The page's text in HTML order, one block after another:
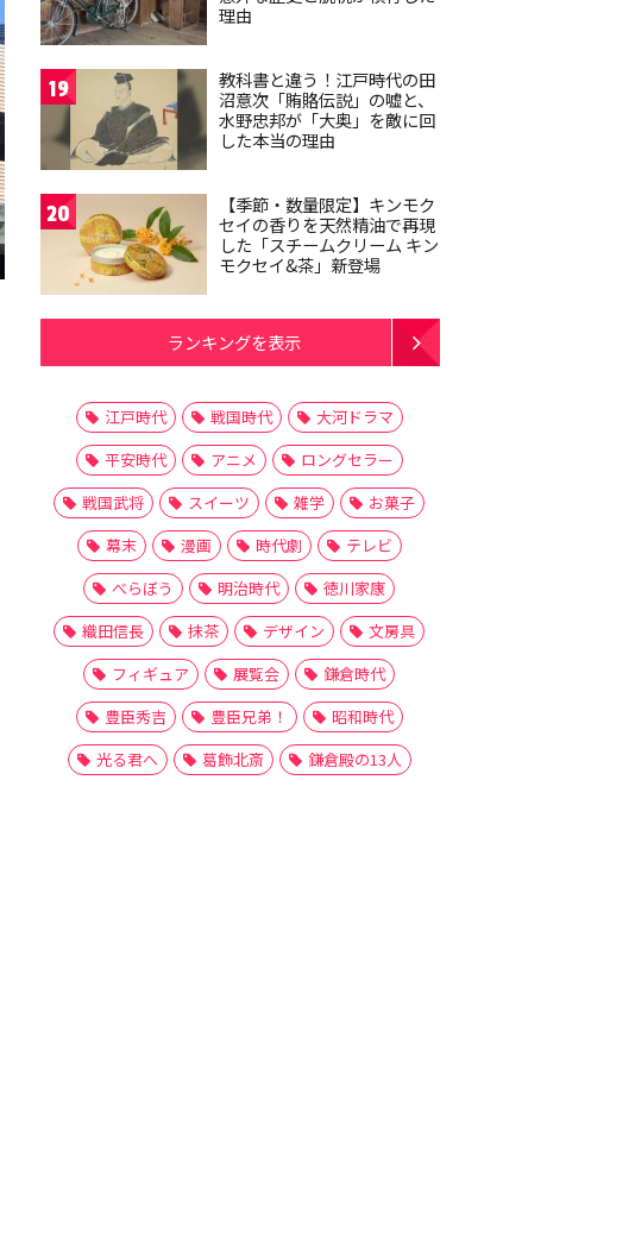
理由
19
教科書と違う！江戸時代の田
沼意次「賄賂伝説」の嘘と、
水野忠邦が「大奥」を敵に回
した本当の理由
20
【季節・数量限定】キンモク
セイの香りを天然精油で再現
した「スチームクリーム キン
モクセイ&茶」新登場
ランキングを表示
江戸時代 戦国時代
大河ドラマ
平安時代
アニメ
ロングセラー
戦国武将
スイーツ 雑学
お菓子
幕末
漫画 時代劇
テレビ
べらぼう
明治時代
徳川家康
織田信長
抹茶 デザイン
文房具
フィギュア
展覧会
鎌倉時代
豊臣秀吉
豊臣兄弟！
昭和時代
光る君へ
葛飾北斎 鎌倉殿の13人